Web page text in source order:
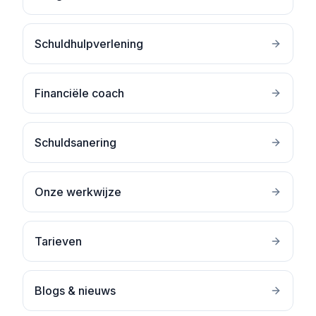
Schuldhulpverlening
Financiële coach
Schuldsanering
Onze werkwijze
Tarieven
Blogs & nieuws